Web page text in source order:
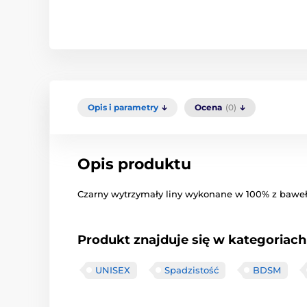
Opis i parametry Ocena (0)
Opis produktu
Czarny wytrzymały liny wykonane w 100% z
Produkt znajduje się w kategoriach
UNISEX Spadzistość BDSM